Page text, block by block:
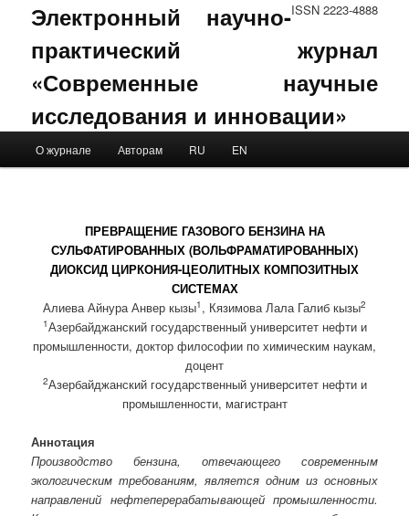
ISSN 2223-4888
Электронный научно-
практический журнал
«Современные научные
исследования и инновации»
Skip to primary content
Skip to secondary content
О журнале Авторам RU EN
ПРЕВРАЩЕНИЕ ГАЗОВОГО БЕНЗИНА НА
СУЛЬФАТИРОВАННЫХ (ВОЛЬФРАМАТИРОВАННЫХ)
ДИОКСИД ЦИРКОНИЯ-ЦЕОЛИТНЫХ КОМПОЗИТНЫХ
СИСТЕМАХ
Алиева Айнура Анвер кызы1 , Кязимова Лала Галиб кызы2
1Азербайджанский государственный университет нефти и
промышленности, доктор философии по химическим наукам,
доцент
2Азербайджанский государственный университет нефти и
промышленности, магистрант
Аннотация
Производство бензина, отвечающего современным
экологическим требованиям, является одним из основных
направлений нефтеперерабатывающей промышленности.